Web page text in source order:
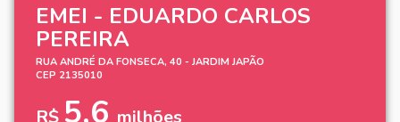
EMEI - EDUARDO CARLOS
PEREIRA
RUA ANDRÉ DA FONSECA, 40 - JARDIM JAPÃO
CEP 2135010
5,6